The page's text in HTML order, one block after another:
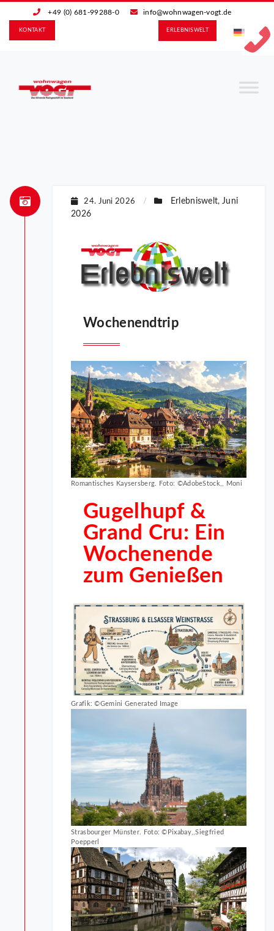
+49 (0) 681-99288-0 info@wohnwagen-vogt.de
ERLEBNIS­WELT
KONTAKT
24. Juni 2026 / Erlebniswelt, Juni
2026
Wochenendtrip
Romantisches Kaysersberg. Foto: ©AdobeStock,, Moni
Gugelhupf &
Grand Cru: Ein
Wochenende
zum Genießen
Grafik: ©Gemini Generated Image
Strasbourger Münster. Foto: ©Pixabay,,Siegfried
Poepperl